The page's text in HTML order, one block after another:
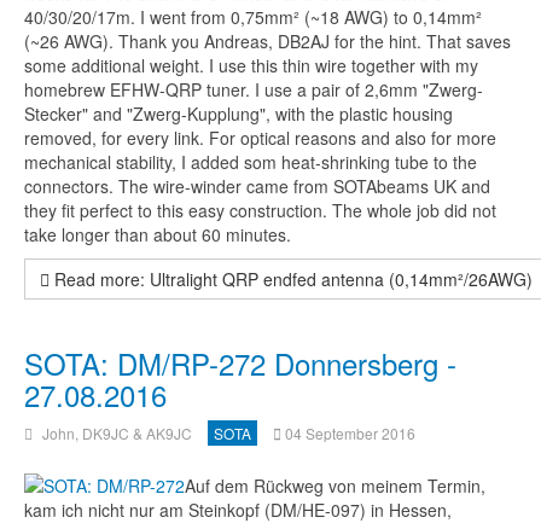
40/30/20/17m. I went from 0,75mm² (~18 AWG) to 0,14mm²
(~26 AWG). Thank you Andreas, DB2AJ for the hint. That saves
some additional weight. I use this thin wire together with my
homebrew EFHW-QRP tuner. I use a pair of 2,6mm "Zwerg-
Stecker" and "Zwerg-Kupplung", with the plastic housing
removed, for every link. For optical reasons and also for more
mechanical stability, I added som heat-shrinking tube to the
connectors. The wire-winder came from SOTAbeams UK and
they fit perfect to this easy construction. The whole job did not
take longer than about 60 minutes.
Read more: Ultralight QRP endfed antenna (0,14mm²/26AWG)
SOTA: DM/RP-272 Donnersberg -
27.08.2016
John, DK9JC & AK9JC SOTA 04 September 2016
Auf dem Rückweg von meinem Termin,
kam ich nicht nur am Steinkopf (DM/HE-097) in Hessen,